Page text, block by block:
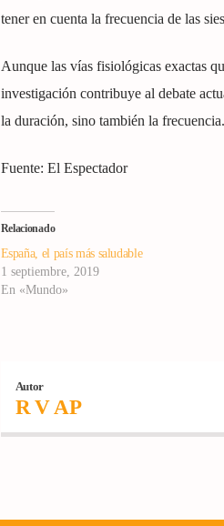
tener en cuenta la frecuencia de las
Aunque las vías fisiológicas exactas
investigación contribuye al debate
la duración, sino también la frecuencia.
Fuente: El Espectador
Relacionado
España, el país más saludable
1 septiembre, 2019
En «Mundo»
Autor
R V AP